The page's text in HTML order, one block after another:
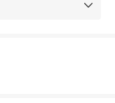
